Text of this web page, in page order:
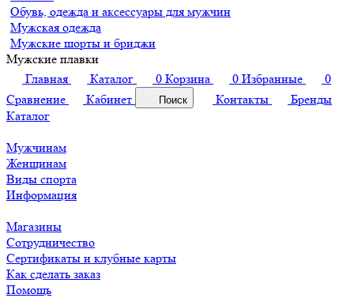
Обувь, одежда и аксессуары для мужчин
Мужская одежда
Мужские шорты и бриджи
Мужские плавки
Главная
Каталог 0 Корзина 0 Избранные
0
Сравнение
Кабинет Поиск Контакты
Бренды
Каталог
Мужчинам
Женщинам
Виды спорта
Информация
Магазины
Сотрудничество
Сертификаты и клубные карты
Как сделать заказ
Помощь